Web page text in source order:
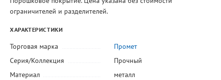
ограничителей и разделителей.
ХАРАКТЕРИСТИКИ
Торговая марка
Промет
Серия/Коллекция
Прочный
Материал
металл